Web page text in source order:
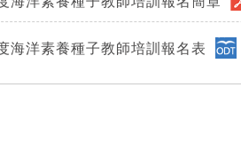
海洋素養種子教師培訓報名表